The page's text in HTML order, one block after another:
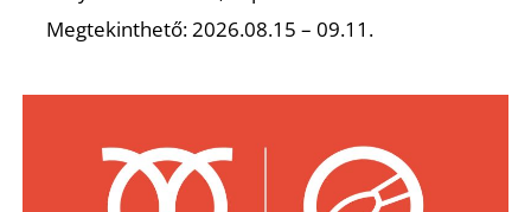
Megtekinthető: 2026.08.15 – 09.11.